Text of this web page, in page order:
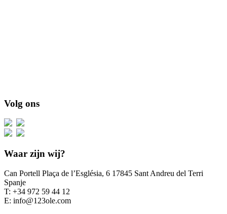
Volg ons
Waar zijn wij?
Can Portell Plaça de l’Església, 6 17845 Sant Andreu del Terri
Spanje
T: +34 972 59 44 12
E: info@123ole.com